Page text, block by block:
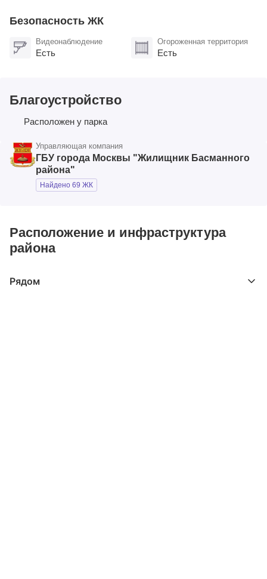
Безопасность ЖК
Видеонаблюдение
Есть
Огороженная территория
Есть
Благоустройство
Расположен у парка
Управляющая компания
ГБУ города Москвы "Жилищник Басманного
района"
Найдено 69 ЖК
Расположение и инфраструктура
района
Рядом